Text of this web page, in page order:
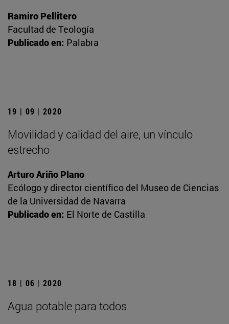
Ramiro Pellitero
Facultad de Teología
Publicado en: Palabra
19 | 09 | 2020
Movilidad y calidad del aire, un vínculo
estrecho
Arturo Ariño Plano
Ecólogo y director científico del Museo de Ciencias
de la Universidad de Navarra
Publicado en: El Norte de Castilla
18 | 06 | 2020
Agua potable para todos